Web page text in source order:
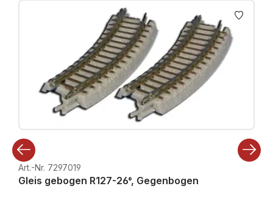
Art.-Nr. 7297019
Gleis gebogen R127-26°, Gegenbogen